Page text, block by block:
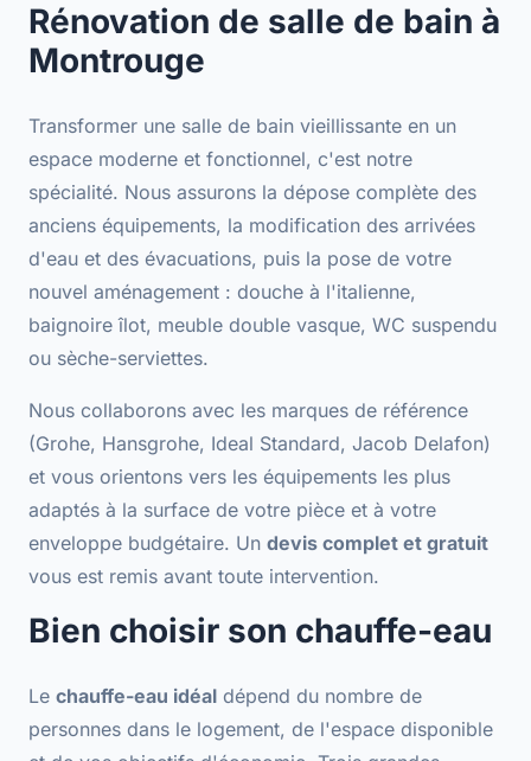
Rénovation de salle de bain à
Montrouge
Transformer une salle de bain vieillissante en un
espace moderne et fonctionnel, c'est notre
spécialité. Nous assurons la dépose complète des
anciens équipements, la modification des arrivées
d'eau et des évacuations, puis la pose de votre
nouvel aménagement : douche à l'italienne,
baignoire îlot, meuble double vasque, WC suspendu
ou sèche-serviettes.
Nous collaborons avec les marques de référence
(Grohe, Hansgrohe, Ideal Standard, Jacob Delafon)
et vous orientons vers les équipements les plus
adaptés à la surface de votre pièce et à votre
enveloppe budgétaire. Un devis complet et gratuit
vous est remis avant toute intervention.
Bien choisir son chauffe-eau
Le chauffe-eau idéal dépend du nombre de
personnes dans le logement, de l'espace disponible